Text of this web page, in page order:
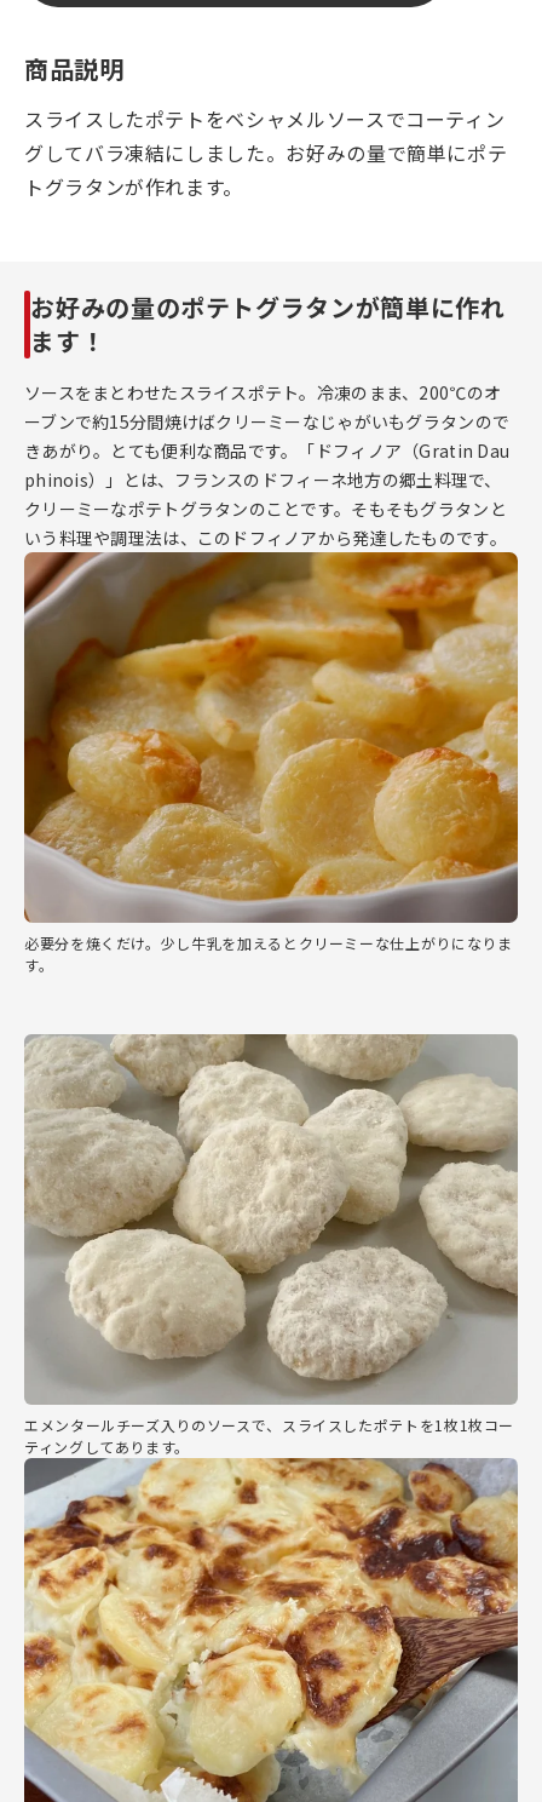
商品説明
スライスしたポテトをベシャメルソースでコーティン
グしてバラ凍結にしました。お好みの量で簡単にポテ
トグラタンが作れます。
お好みの量のポテトグラタンが簡単に作れ
ます！
ソースをまとわせたスライスポテト。冷凍のまま、200℃のオ
ーブンで約15分間焼けばクリーミーなじゃがいもグラタンので
きあがり。とても便利な商品です。「ドフィノア（Gratin Dau
phinois）」とは、フランスのドフィーネ地方の郷土料理で、
クリーミーなポテトグラタンのことです。そもそもグラタンと
いう料理や調理法は、このドフィノアから発達したものです。
必要分を焼くだけ。少し牛乳を加えるとクリーミーな仕上がりになりま
す。
エメンタールチーズ入りのソースで、スライスしたポテトを1枚1枚コー
ティングしてあります。